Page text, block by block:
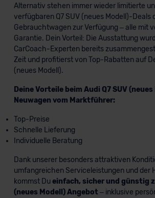
Alternativ stehen immer wieder limitierte
verfügbaren Q7 SUV (neues Modell)-Deals
Gebrauchtwagen zur Verfügung – alle mit
Garantie. Dein Vorteil: Die Ausstattung
CarCoach-Experten bereits
Zeit und profitierst von Top-Rabatten auf
(neues Modell).
Deine Vorteile beim Audi Q7 SUV
Neuwagen vom Marktführer:
Top-Preise
Schnelle Lieferung
Individuelle Beratung
Dank unserer besonders attraktiven
umfangreichen Serviceleistungen und der
kommst Du einfach, sicher und günstig
(neues Modell) Angebot – inklusive